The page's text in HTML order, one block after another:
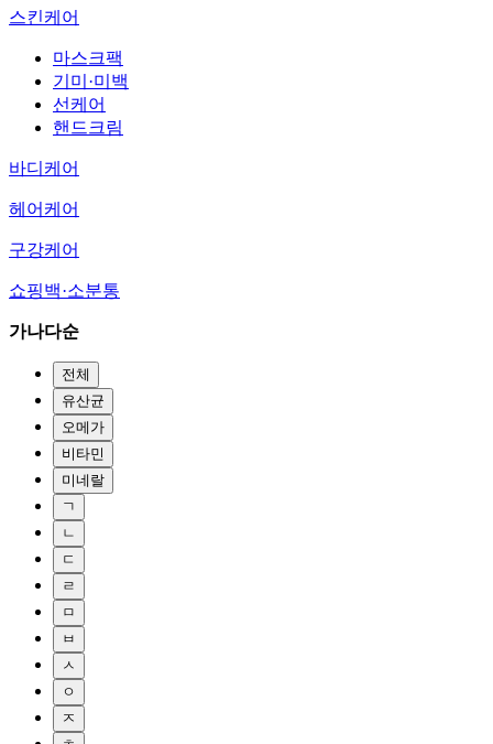
스킨케어
마스크팩
기미·미백
선케어
핸드크림
바디케어
헤어케어
구강케어
쇼핑백·소분통
가나다순
전체
유산균
오메가
비타민
미네랄
ㄱ
ㄴ
ㄷ
ㄹ
ㅁ
ㅂ
ㅅ
ㅇ
ㅈ